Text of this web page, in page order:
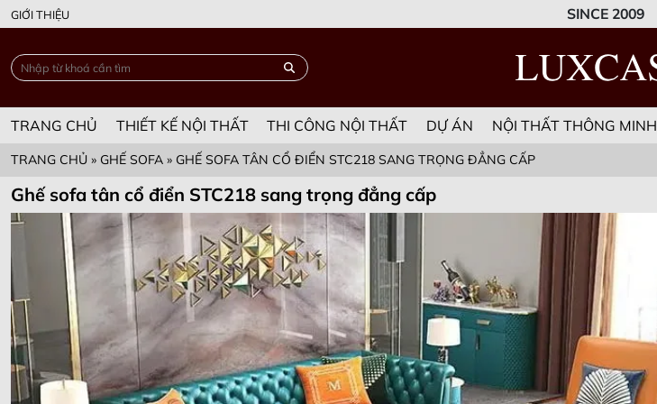
GIỚI THIỆU SINCE 2009
TRANG CHỦ THIẾT KẾ NỘI THẤT THI CÔNG NỘI THẤT DỰ ÁN NỘI THẤT THÔNG MINH
TRANG CHỦ » GHẾ SOFA » GHẾ SOFA TÂN CỔ ĐIỂN STC218 SANG TRỌNG ĐẲNG CẤP
Ghế sofa tân cổ điển STC218 sang trọng đẳng cấp